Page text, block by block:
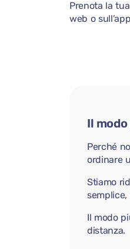
Prenota la
web o
Il
Perché
ordinare
Stiamo
Il modo
distanza.